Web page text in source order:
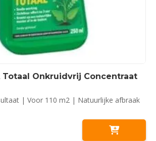
Totaal Onkruidvrij Concentraat
| Voor 110 m2 | Natuurlijke afbraak